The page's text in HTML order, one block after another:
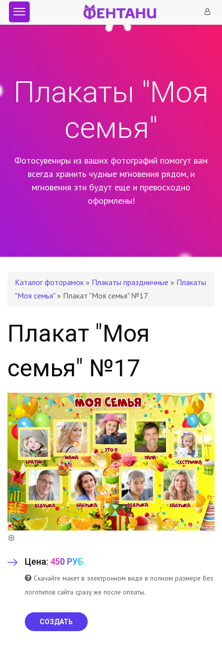
Плакаты "Моя
семья"
Фотосувениры из ваших фотографий помогут вам
всегда хранить чудные мгновения рядом, и
мгновения эти будут еще и превосходно
оформлены!
Каталог фоторамок » Плакаты праздничные » Плакаты
"Моя семья"» Плакат "Моя семья" №17
Плакат "Моя
семья" №17
Цена: 450 РУБ.
Скачайте макет в электронном виде в полном размере без
логотипов сайта сразу же после оплаты.
СОЗДАТЬ